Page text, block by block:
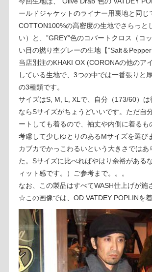
ールドジャケットのライナー用裏地と同じ
COTTON100%の高密度の生地でさらっと
い）と、”GREY”色のコバートクロス（コ
い目の撚り杢グレーの生地【”Salt＆
当店別注のKHAKI OX (CORONAの他のア
している生地で、3つの中では一番張りと
の3種類です。
サイズはS, M, L, XLで、自分（173/60）は
ならSサイズがちょうどいいです。ただ自
ートしても着るので、袖丈や内側に着るも
考慮して少しゆとりのあるMサイズを選
カブカでかっこわるいという大きさではあ
た。Sサイズに比べればやはり余裕がある
ィット感です。）ご参考まで。。。
なお、この製品はすべてWASH仕上げが施
☆この画像では、OD VATDEY POPLINを着